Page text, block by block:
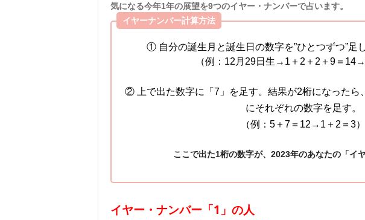
気になる今年1年の展望を9つのイヤー・ナンバーで占います。
イヤーナンバー計算方法
① 自分の誕生月と誕生日の数字を”ひとつずつ”足
（例：12月29日生→1＋2＋2＋9＝
② 上で出た数字に「7」を足す。結果が2桁になったら
にそれぞれの数字を足す。
（例：5＋7＝12→1＋2＝3）
ここで出た1桁の数字が、2023年のあなたの「イ
イヤー・ナンバー「1」の人